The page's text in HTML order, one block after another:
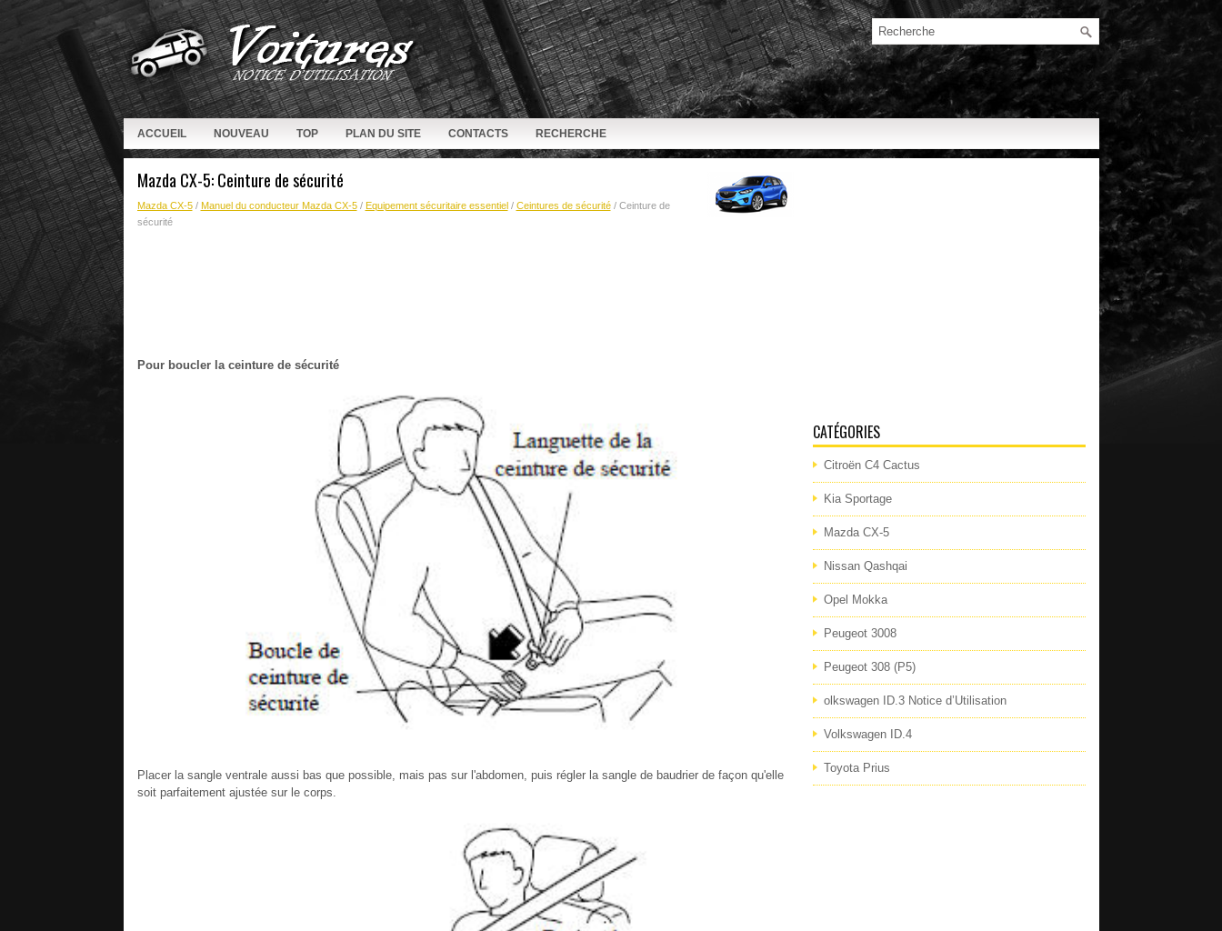
ACCUEIL NOUVEAU TOP PLAN DU SITE CONTACTS RECHERCHE
Mazda CX-5: Ceinture de sécurité
Mazda CX-5/ Manuel du conducteur Mazda CX-5/ Equipement sécuritaire essentiel/ Ceintures de sécurité/ Ceinture de
sécurité
Pour boucler la ceinture de sécurité
Placer la sangle ventrale aussi bas que possible, mais pas sur l'abdomen, puis régler la sangle de baudrier de façon qu'elle
soit parfaitement ajustée sur le corps.
CATÉGORIES
Citroën C4 Cactus
Kia Sportage
Mazda CX-5
Nissan Qashqai
Opel Mokka
Peugeot 3008
Peugeot 308 (P5)
olkswagen ID.3 Notice d’Utilisation
Volkswagen ID.4
Toyota Prius